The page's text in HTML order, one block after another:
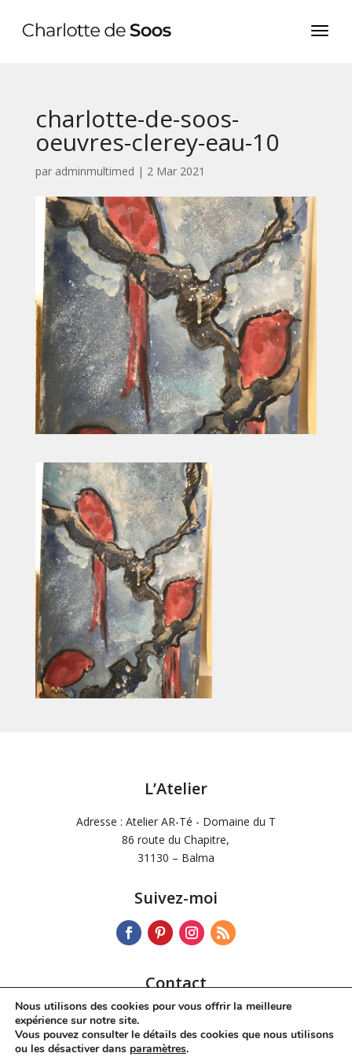
charlotte-de-soos-
oeuvres-clerey-eau-10
par adminmultimed | 2 Mar 2021
L’Atelier
Adresse : Atelier AR-Té - Domaine du T
86 route du Chapitre,
31130 – Balma
Suivez-moi
Contact
Tél :
06 72 34 42 60
Mail :dchdesoos@wanadoo.fr
Nous utilisons des cookies pour vous offrir la meilleure
expérience sur notre site.
Vous pouvez consulter le détails des cookies que nous utilisons
ou les désactiver dans paramètres.